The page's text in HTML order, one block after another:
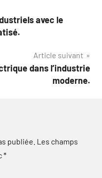
avec le
Article suivant
dans l’industrie
moderne.
publiée. Les champs
*